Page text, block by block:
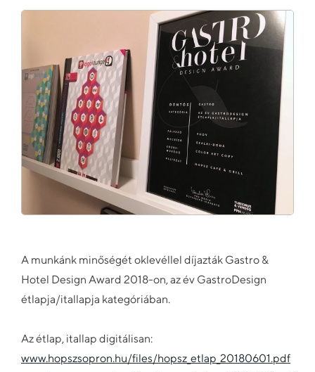
A munkánk minőségét oklevéllel díjazták Gastro &
Hotel Design Award 2018-on, az év GastroDesign
étlapja/itallapja kategóriában.
Az étlap, itallap digitálisan:
www.hopszsopron.hu/files/hopsz_etlap_20180601.pdf